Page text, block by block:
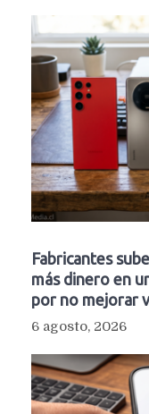
Fabricantes
más dinero en
por no mejorar
6 agosto, 2026